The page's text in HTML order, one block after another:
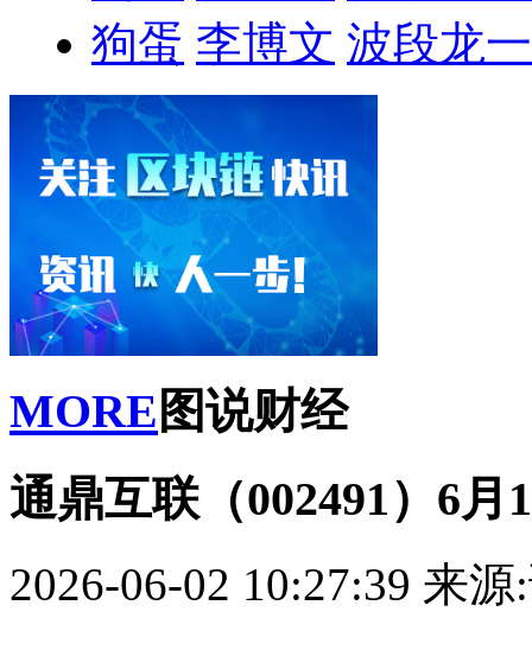
狗蛋 李博文 波段龙一
MORE 图说财经
通鼎互联（002491）6
2026-06-02 10:27:39 来源